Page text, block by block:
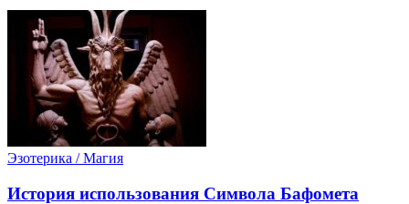
Эзотерика / Магия
История использования Символа Бафомета